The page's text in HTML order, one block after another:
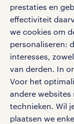
prestaties en
effectiviteit
we cookies om
personaliseren:
interesses,
van derden. In
Voor het
andere websites
technieken. Wil
plaatsen we
vacatures,
werken bij
privacystatement
cookies
disclaimer